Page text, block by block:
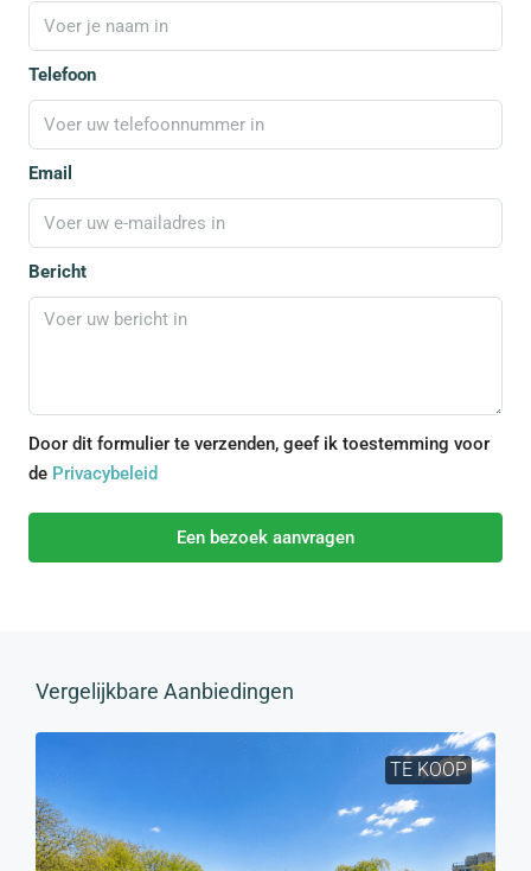
Telefoon
Email
Bericht
Door dit formulier te verzenden, geef ik toestemming voor
de Privacybeleid
Een bezoek aanvragen
Vergelijkbare Aanbiedingen
TE KOOP